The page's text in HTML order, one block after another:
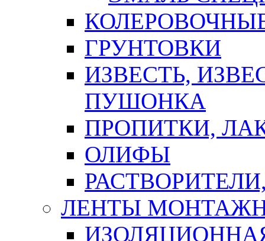
ГРУНТОВКИ
ИЗВЕСТЬ,
ПУШОНКА
ПРОПИТКИ,
ОЛИФЫ
ЛЕНТЫ